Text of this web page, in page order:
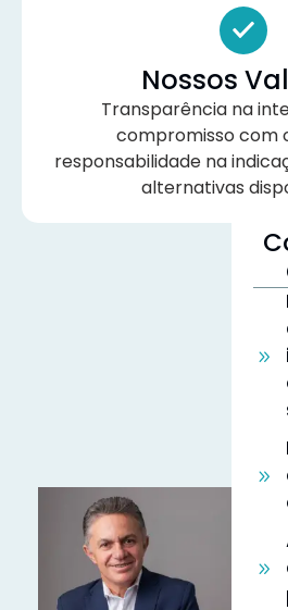
Nossos
Transparência na
compromisso com
responsabilidade na
alternativas